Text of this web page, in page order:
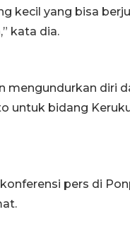
kecil yang bisa
kata dia.
mengundurkan diri
untuk bidang
pers di